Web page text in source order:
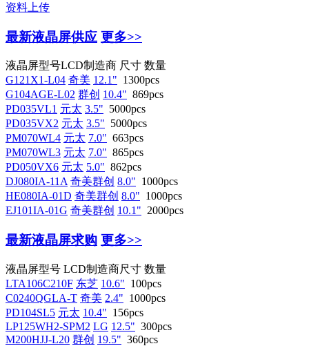
资料上传
最新液晶屏供应 更多>>
液晶屏型号LCD制造商 尺寸 数量
G121X1-L04 奇美 12.1" 1300pcs
G104AGE-L02 群创 10.4" 869pcs
PD035VL1 元太 3.5" 5000pcs
PD035VX2 元太 3.5" 5000pcs
PM070WL4 元太 7.0" 663pcs
PM070WL3 元太 7.0" 865pcs
PD050VX6 元太 5.0" 862pcs
DJ080IA-11A 奇美群创 8.0" 1000pcs
HE080IA-01D 奇美群创 8.0" 1000pcs
EJ101IA-01G 奇美群创 10.1" 2000pcs
最新液晶屏求购 更多>>
液晶屏型号 LCD制造商尺寸 数量
LTA106C210F 东芝 10.6" 100pcs
C0240QGLA-T 奇美 2.4" 1000pcs
PD104SL5 元太 10.4" 156pcs
LP125WH2-SPM2 LG 12.5" 300pcs
M200HJJ-L20 群创 19.5" 360pcs